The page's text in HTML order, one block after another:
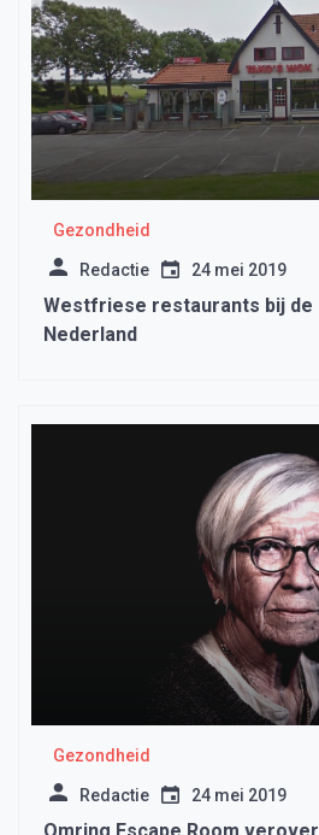
Gezondheid
Redactie 24 mei 2019
Westfriese restaurants bij de
Nederland
Gezondheid
Redactie 24 mei 2019